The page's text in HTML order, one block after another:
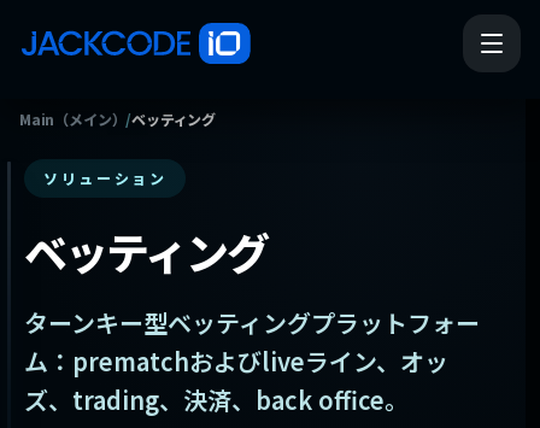
Main（メイン） /ベッティング
ソリューション
ベッティング
ターンキー型ベッティングプラットフォー
ム：prematchおよびliveライン、オッ
ズ、trading、決済、back office。